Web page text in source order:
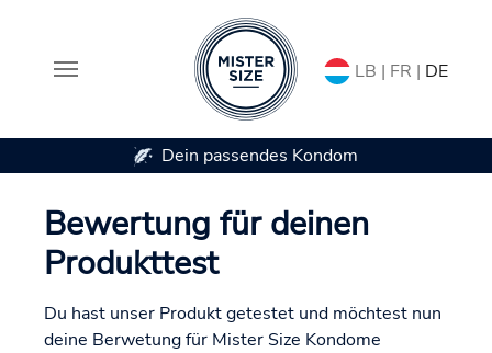
LB | FR | DE
Dein passendes Kondom
Bewertung für deinen
Produkttest
Du hast unser Produkt getestet und möchtest nun
deine Berwetung für Mister Size Kondome